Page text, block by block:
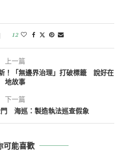
12
上一篇
！「無邊界治理」打破標籤 說好在
地故事
下一篇
海巡：製造執法巡查假象
可能喜歡